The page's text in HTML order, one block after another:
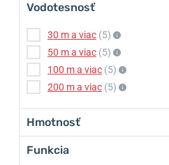
Vodotesnosť
30 m a viac (5)
50 m a viac (5)
100 m a viac (5)
200 m a viac (5)
Hmotnosť
Funkcia